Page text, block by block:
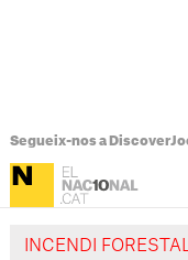
Segueix-nos a Discover
INCENDI